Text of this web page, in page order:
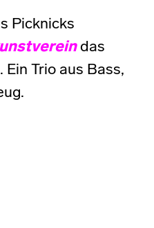
Picknicks
das
Trio aus Bass,